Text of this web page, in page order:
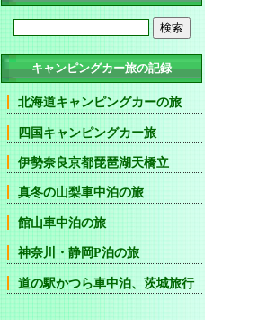
キャンピングカー旅の記録
北海道キャンピングカーの旅
四国キャンピングカー旅
伊勢奈良京都琵琶湖天橋立
真冬の山梨車中泊の旅
館山車中泊の旅
神奈川・静岡P泊の旅
道の駅かつら車中泊、茨城旅行